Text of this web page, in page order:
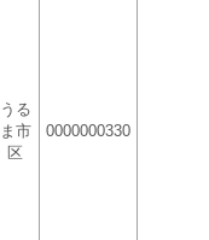
うる
ま市
区
0000000330